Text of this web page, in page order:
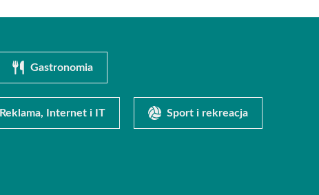
Gastronomia
Reklama, Internet i IT Sport i rekreacja